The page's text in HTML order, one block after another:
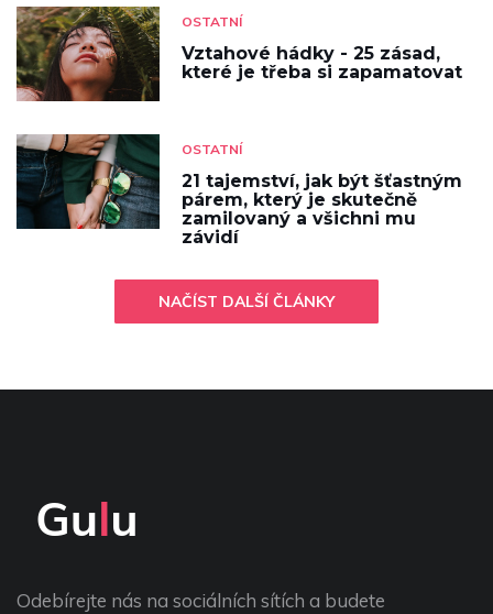
OSTATNÍ
Vztahové hádky - 25 zásad,
které je třeba si zapamatovat
OSTATNÍ
21 tajemství, jak být šťastným
párem, který je skutečně
zamilovaný a všichni mu
závidí
NAČÍST DALŠÍ ČLÁNKY
Odebírejte nás na sociálních sítích a budete